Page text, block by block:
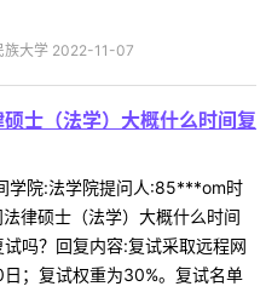
族大学 2022-11-07
士（法学）大概什么时间复
学院:法学院提问人:85***om时
律硕士（法学）大概什么时间
吗？回复内容:复试采取远程网
；复试权重为30%。复试名单